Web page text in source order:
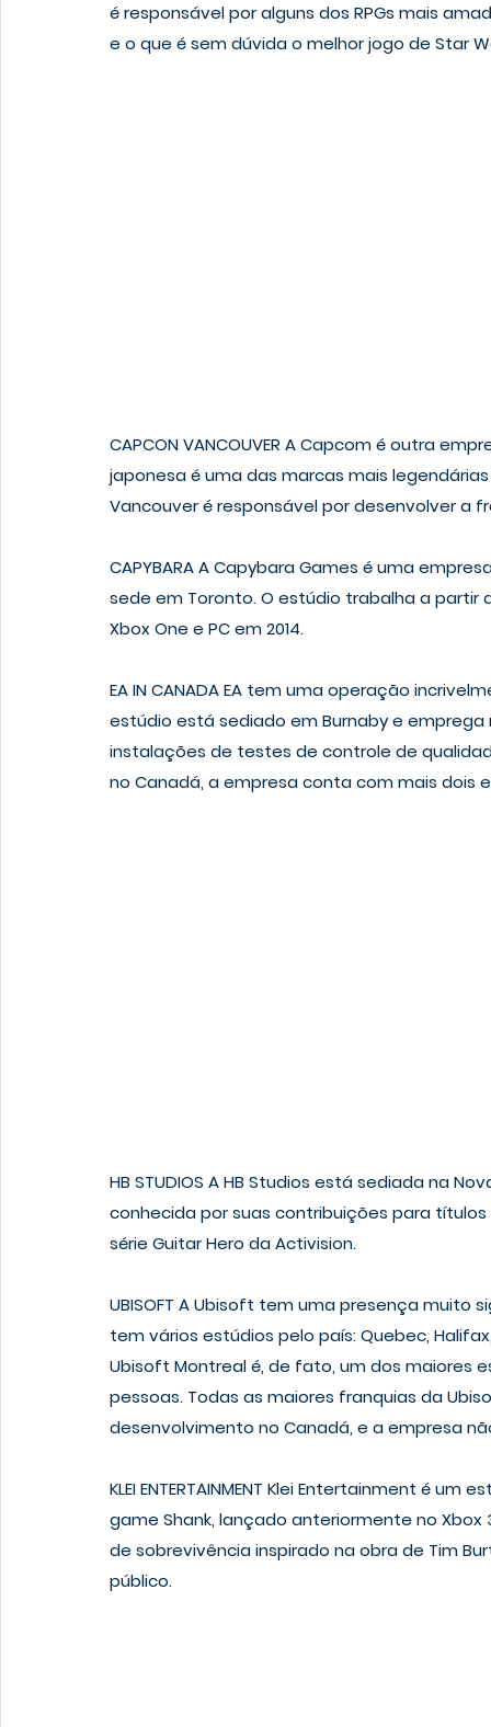
é responsável por alguns dos RPGs mais
e o que é sem dúvida o melhor jogo de Star
CAPCON VANCOUVER A Capcom é outra
japonesa é uma das marcas mais
Vancouver é responsável por desenvolver a
CAPYBARA A Capybara Games é uma
sede em Toronto. O estúdio trabalha a partir
Xbox One e PC em 2014.
EA IN CANADA EA tem uma operação
estúdio está sediado em Burnaby e
instalações de testes de controle de
no Canadá, a empresa conta com mais dois
HB STUDIOS A HB Studios está sediada na
conhecida por suas contribuições para
série Guitar Hero da Activision.
UBISOFT A Ubisoft tem uma presença muito
tem vários estúdios pelo país: Quebec,
Ubisoft Montreal é, de fato, um dos maiores
pessoas. Todas as maiores franquias da
desenvolvimento no Canadá, e a empresa
KLEI ENTERTAINMENT Klei Entertainment é um
game Shank, lançado anteriormente no
de sobrevivência inspirado na obra de Tim
público.